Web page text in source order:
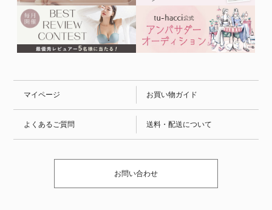
マイページ お買い物ガイド
よくあるご質問 送料・配送について
お問い合わせ